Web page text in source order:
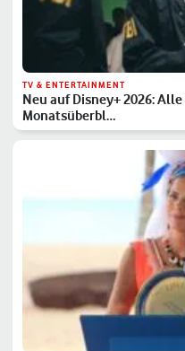
TV & ENTERTAINMENT
Neu auf Disney+ 2026:
Monatsüberbl…